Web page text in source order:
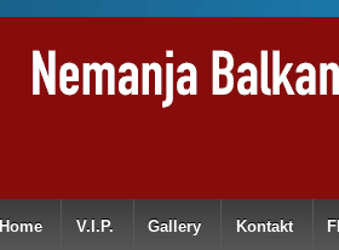
Home V.I.P. Gallery Kontakt